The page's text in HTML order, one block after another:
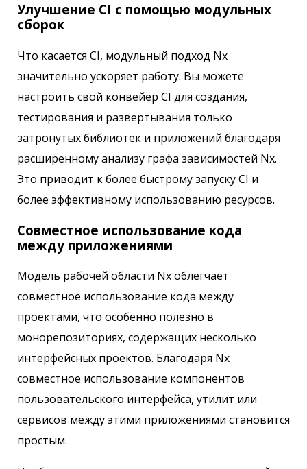
Улучшение CI с помощью модульных
сборок
Что касается CI, модульный подход Nx
значительно ускоряет работу. Вы можете
настроить свой конвейер CI для создания,
тестирования и развертывания только
затронутых библиотек и приложений благодаря
расширенному анализу графа зависимостей Nx.
Это приводит к более быстрому запуску CI и
более эффективному использованию ресурсов.
Совместное использование кода
между приложениями
Модель рабочей области Nx облегчает
совместное использование кода между
проектами, что особенно полезно в
монорепозиториях, содержащих несколько
интерфейсных проектов. Благодаря Nx
совместное использование компонентов
пользовательского интерфейса, утилит или
сервисов между этими приложениями становится
простым.